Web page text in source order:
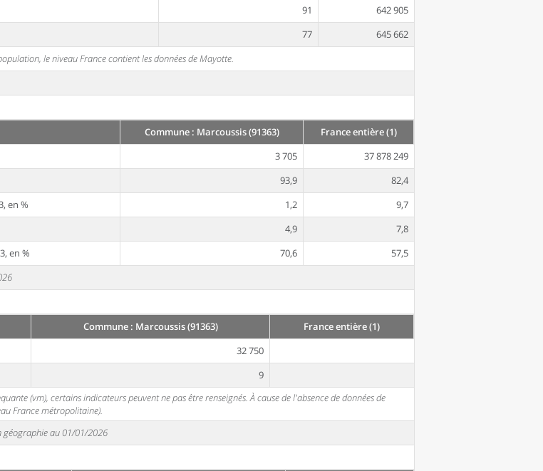
91
642 905
77
645 662
le niveau France contient les données de Mayotte.
Commune : Marcoussis (91363)
France entière (1)
3 705
37 878 249
93,9
82,4
en %
1,2
9,7
4,9
7,8
en %
70,6
57,5
Commune : Marcoussis (91363)
France entière (1)
32 750
9
(vm), certains indicateurs peuvent ne pas être renseignés. À cause de l'absence de données de
France métropolitaine).
géographie au 01/01/2026